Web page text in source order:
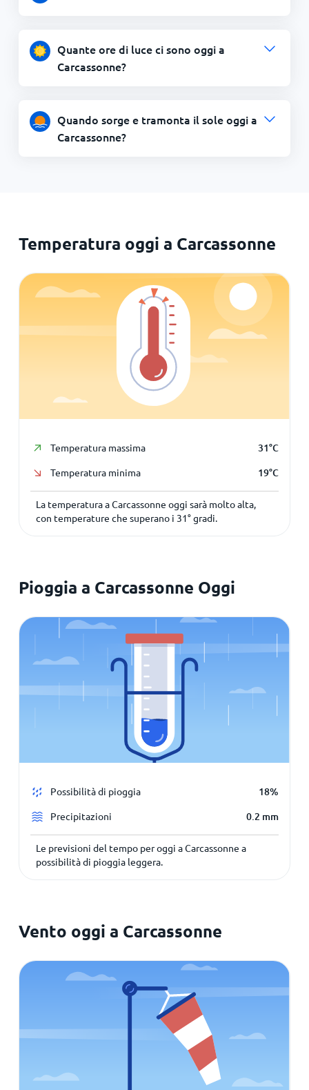
Quante ore di luce ci sono oggi a
Carcassonne?
Quando sorge e tramonta il sole oggi a
Carcassonne?
Temperatura oggi a Carcassonne
Temperatura massima 31°C
Temperatura minima 19°C
La temperatura a Carcassonne oggi sarà molto alta,
con temperature che superano i 31° gradi.
Pioggia a Carcassonne Oggi
Possibilità di pioggia 18%
Precipitazioni 0.2 mm
Le previsioni del tempo per oggi a Carcassonne a
possibilità di pioggia leggera.
Vento oggi a Carcassonne